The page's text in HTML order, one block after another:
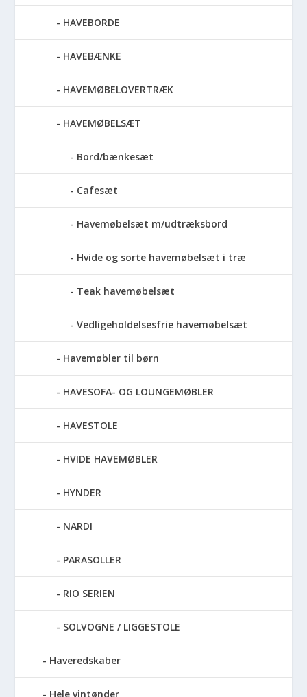
HAVEBORDE
HAVEBÆNKE
HAVEMØBELOVERTRÆK
HAVEMØBELSÆT
Bord/bænkesæt
Cafesæt
Havemøbelsæt m/udtræksbord
Hvide og sorte havemøbelsæt i træ
Teak havemøbelsæt
Vedligeholdelsesfrie havemøbelsæt
Havemøbler til børn
HAVESOFA- OG LOUNGEMØBLER
HAVESTOLE
HVIDE HAVEMØBLER
HYNDER
NARDI
PARASOLLER
RIO SERIEN
SOLVOGNE / LIGGESTOLE
Haveredskaber
Hele vintønder